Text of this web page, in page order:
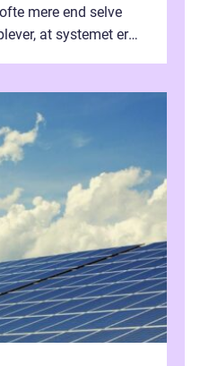
mere end selve
at systemet er